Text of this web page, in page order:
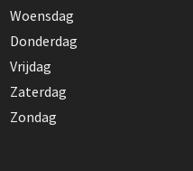
Woensdag
Donderdag
Vrijdag
Zaterdag
Zondag